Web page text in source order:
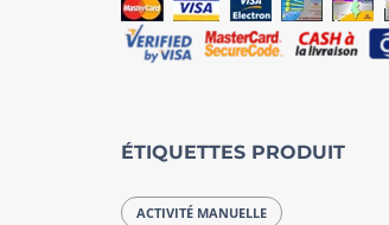
ÉTIQUETTES PRODUIT
ACTIVITÉ MANUELLE